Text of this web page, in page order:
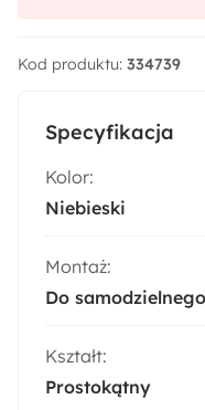
Specyfikacja
Kolor:
Niebieski
Montaż:
Do
Kształt:
Prostokątny
Kod produktu: 334739